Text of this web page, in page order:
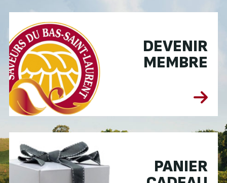
DEVENIR
MEMBRE
PANIER